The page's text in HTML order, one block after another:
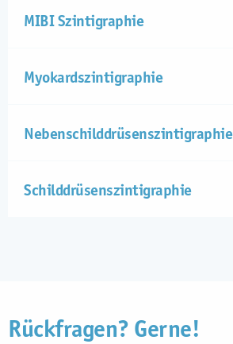
MIBI Szintigraphie
Myokardszintigraphie
Nebenschilddrüsenszintigraphie
Schilddrüsenszintigraphie
Rückfragen? Gerne!